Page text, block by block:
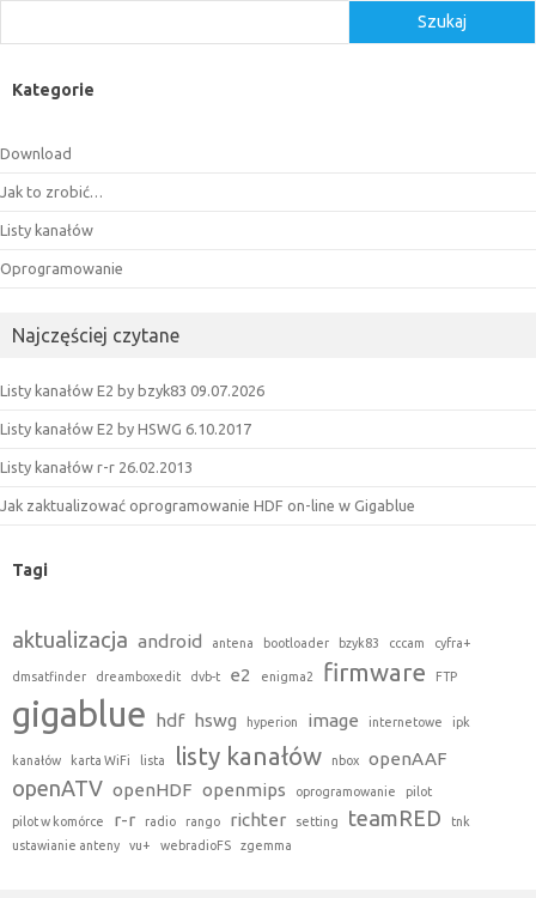
Szukaj
Kategorie
Download
Jak to zrobić…
Listy kanałów
Oprogramowanie
Najczęściej czytane
Listy kanałów E2 by bzyk83 09.07.2026
Listy kanałów E2 by HSWG 6.10.2017
Listy kanałów r-r 26.02.2013
Jak zaktualizować oprogramowanie HDF on-line w Gigablue
Tagi
aktualizacja android antena bootloader bzyk83 cccam cyfra+
dmsatfinder dreamboxedit dvb-t e2 enigma2 firmware FTP
gigablue hdf hswg hyperion image internetowe ipk
kanałów karta WiFi lista listy kanałów nbox openAAF
openATV openHDF openmips oprogramowanie pilot
pilot w komórce r-r radio rango richter setting teamRED
tnk
ustawianie anteny
vu+ webradioFS zgemma